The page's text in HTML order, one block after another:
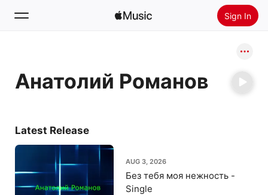
Sign In
Home
Анатолий Романов
Latest Release
AUG 3, 2026
Без тебя моя нежность -
Single